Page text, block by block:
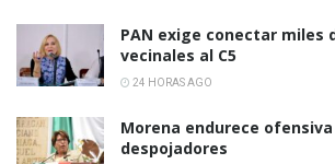
PAN exige conectar miles
vecinales al C5
24 HORAS AGO
Morena endurece
despojadores